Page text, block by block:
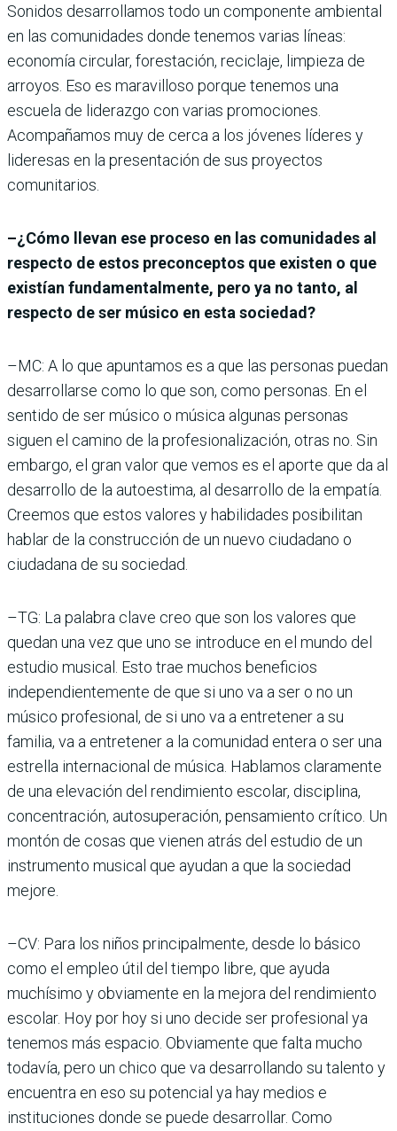
Sonidos desarrollamos todo un componente ambiental
en las comunidades donde tenemos varias líneas:
economía circular, forestación, reciclaje, limpieza de
arroyos. Eso es maravilloso porque tenemos una
escuela de liderazgo con varias promociones.
Acompañamos muy de cerca a los jóvenes líderes y
lideresas en la presentación de sus proyectos
comunitarios.
–¿Cómo llevan ese proceso en las comunidades al
respecto de estos preconceptos que existen o que
existían fundamentalmente, pero ya no tanto, al
respecto de ser músico en esta sociedad?
–MC: A lo que apuntamos es a que las personas puedan
desarrollarse como lo que son, como personas. En el
sentido de ser músico o música algunas personas
siguen el camino de la profesionalización, otras no. Sin
embargo, el gran valor que vemos es el aporte que da al
desarrollo de la autoestima, al desarrollo de la empatía.
Creemos que estos valores y habilidades posibilitan
hablar de la construcción de un nuevo ciudadano o
ciudadana de su sociedad.
–TG: La palabra clave creo que son los valores que
quedan una vez que uno se introduce en el mundo del
estudio musical. Esto trae muchos beneficios
independientemente de que si uno va a ser o no un
músico profesional, de si uno va a entretener a su
familia, va a entretener a la comunidad entera o ser una
estrella internacional de música. Hablamos claramente
de una elevación del rendimiento escolar, disciplina,
concentración, autosuperación, pensamiento crítico. Un
montón de cosas que vienen atrás del estudio de un
instrumento musical que ayudan a que la sociedad
mejore.
–CV: Para los niños principalmente, desde lo básico
como el empleo útil del tiempo libre, que ayuda
muchísimo y obviamente en la mejora del rendimiento
escolar. Hoy por hoy si uno decide ser profesional ya
tenemos más espacio. Obviamente que falta mucho
todavía, pero un chico que va desarrollando su talento y
encuentra en eso su potencial ya hay medios e
instituciones donde se puede desarrollar. Como